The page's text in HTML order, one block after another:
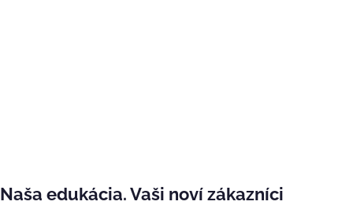
Naša edukácia. Vaši noví zákazníci